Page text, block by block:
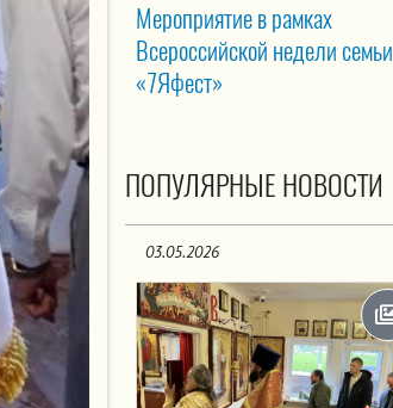
Мероприятие в рамках
Всероссийской недели семьи
«7Яфест»
ПОПУЛЯРНЫЕ НОВОСТИ
03.05.2026